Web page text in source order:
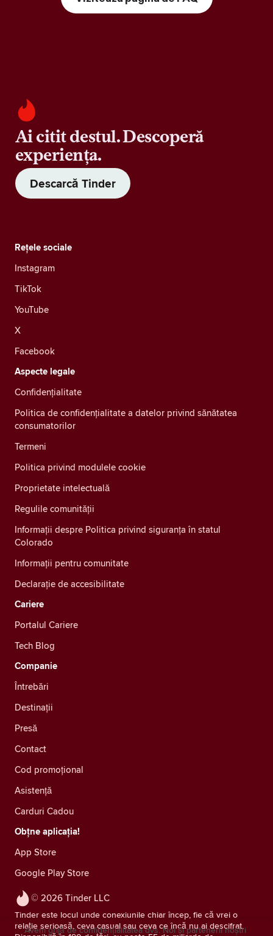
Ai citit destul. Descoperă
experiența.
Descarcă Tinder
© 2026 Tinder LLC
Tinder este locul unde conexiunile chiar încep, fie că vrei o
relație serioasă, ceva casual sau ceva ce încă nu ai descifrat.
Rețele sociale
Instagram
TikTok
YouTube
X
Facebook
Aspecte legale
Confidenţialitate
Politica de confidențialitate a datelor privind sănătatea
consumatorilor
Termeni
Politica privind modulele cookie
Proprietate intelectuală
Regulile comunității
Informații despre Politica privind siguranța în statul
Colorado
Informații pentru comunitate
Declarație de accesibilitate
Cariere
Portalul Cariere
Tech Blog
Companie
Întrebări
Destinații
Presă
Contact
Cod promoțional
Asistență
Carduri Cadou
Obțne aplicația!
App Store
Google Play Store
Avem grijă de confidențialitatea dvs. Noi și partenerii noștri